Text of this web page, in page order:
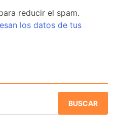
reducir el spam.
los datos de tus